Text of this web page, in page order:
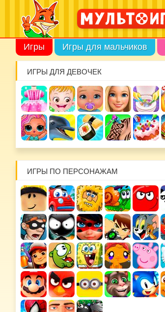
Игры Игры для мальчиков
ИГРЫ ДЛЯ ДЕВОЧЕК
ИГРЫ ПО ПЕРСОНАЖАМ